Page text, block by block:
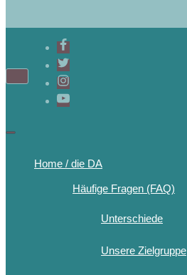
Home / die DA
Häufige Fragen (FAQ)
Unterschiede
Unsere Zielgruppe